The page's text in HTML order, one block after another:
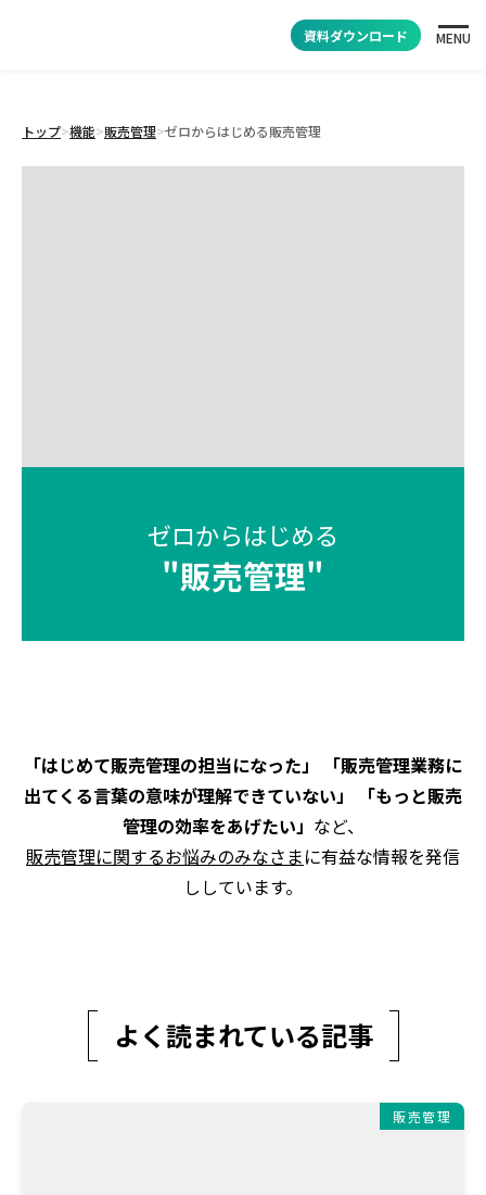
資料ダウンロード MENU
トップ>機能>販売管理>ゼロからはじめる販売管理
ゼロからはじめる
"販売管理"
「はじめて販売管理の担当になった」 「販売管理業務に
出てくる言葉の意味が理解できていない」 「もっと販売
管理の効率をあげたい」 など、
販売管理に関するお悩みのみなさまに有益な情報を発信
ししています。
よく読まれている記事
販売管理